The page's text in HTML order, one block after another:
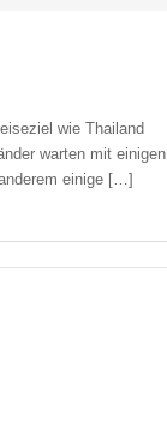
wie Thailand
warten mit einigen
einige […]